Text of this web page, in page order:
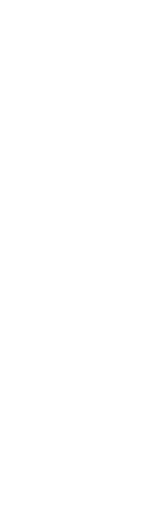
Musik,
Sport,
Förder-